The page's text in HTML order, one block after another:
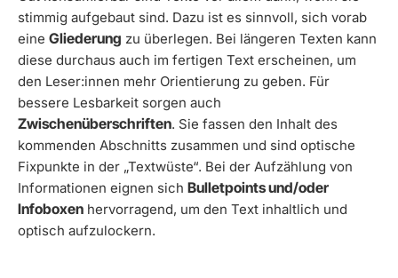
stimmig aufgebaut sind. Dazu ist es sinnvoll, sich vorab
eine Gliederung zu überlegen. Bei längeren Texten kann
diese durchaus auch im fertigen Text erscheinen, um
den Leser:innen mehr Orientierung zu geben. Für
bessere Lesbarkeit sorgen auch
Zwischenüberschriften. Sie fassen den Inhalt des
kommenden Abschnitts zusammen und sind optische
Fixpunkte in der „Textwüste“. Bei der Aufzählung von
Informationen eignen sich Bulletpoints und/oder
Infoboxen hervorragend, um den Text inhaltlich und
optisch aufzulockern.